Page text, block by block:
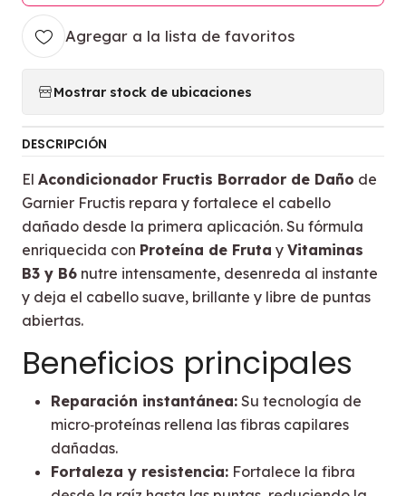
Agregar a la lista de favoritos
Mostrar stock de ubicaciones
DESCRIPCIÓN
El Acondicionador Fructis Borrador de Daño de
Garnier Fructis repara y fortalece el cabello
dañado desde la primera aplicación. Su fórmula
enriquecida con Proteína de Fruta y Vitaminas
B3 y B6 nutre intensamente, desenreda al instante
y deja el cabello suave, brillante y libre de puntas
abiertas.
Beneficios principales
Reparación instantánea: Su tecnología de
micro‑proteínas rellena las fibras capilares
dañadas.
Fortaleza y resistencia: Fortalece la fibra